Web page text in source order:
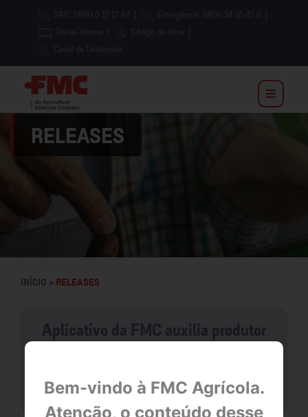
Bem-vindo à FMC Agrícola.
Atenção, o conteúdo desse
RELEASES
INÍCIO > RELEASES
null